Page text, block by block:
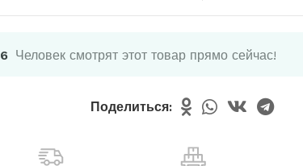
6 Человек смотрят этот товар прямо сейчас!
Поделиться: